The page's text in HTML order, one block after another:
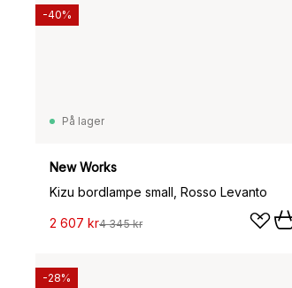
På lager
New Works
Kizu bordlampe small, Rosso Levanto
2 607 kr4 345 kr
-40%
-28%